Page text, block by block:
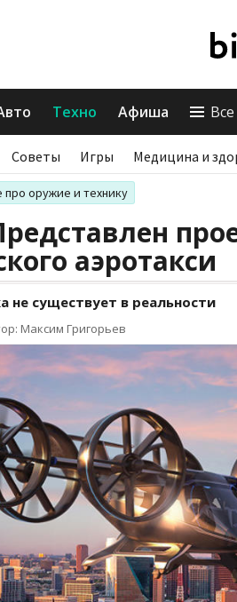
Техно Афиша
Советы Игры Медицина и
про оружие и технику
аэротакси
не существует в реальности
Максим Григорьев